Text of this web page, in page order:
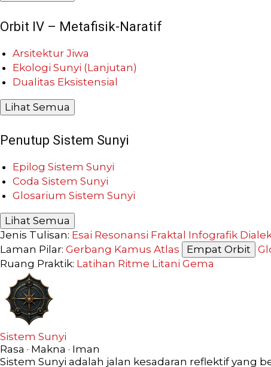
Orbit IV – Metafisik-Naratif
Arsitektur Jiwa
Ekologi Sunyi (Lanjutan)
Dualitas Eksistensial
Lihat Semua
Penutup Sistem Sunyi
Epilog Sistem Sunyi
Coda Sistem Sunyi
Glosarium Sistem Sunyi
Lihat Semua
Jenis Tulisan: Esai Resonansi Fraktal Infografik
Laman Pilar: Gerbang Kamus Atlas Empat Orbit
Ruang Praktik: Latihan Ritme Litani Gema
Sistem Sunyi
Rasa · Makna · Iman
Sistem Sunyi adalah jalan kesadaran reflektif yang